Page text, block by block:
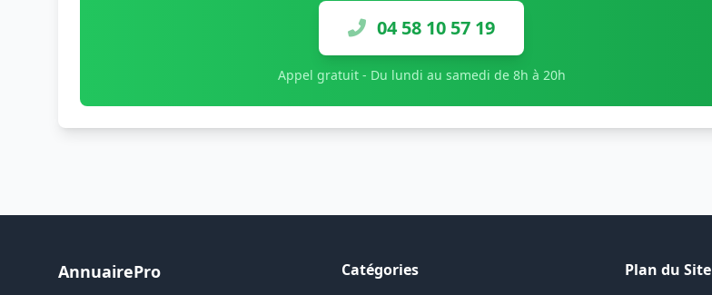
04 58 10 57 19
Appel gratuit - Du lundi au samedi de 8h à 20h
AnnuairePro Catégories Plan du Site